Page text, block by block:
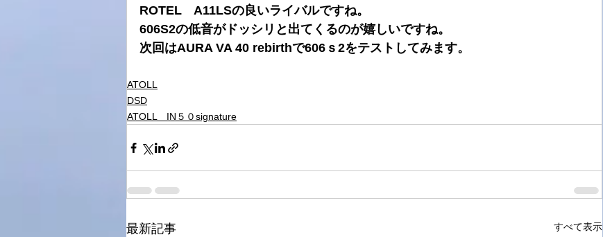
ROTEL　A11LSの良いライバルですね。
606S2の低音がドッシリと出てくるのが嬉しいですね。
次回はAURA VA 40 rebirthで606ｓ2をテストしてみます。
ATOLL
DSD
ATOLL IN５０signature
最新記事 すべて表示